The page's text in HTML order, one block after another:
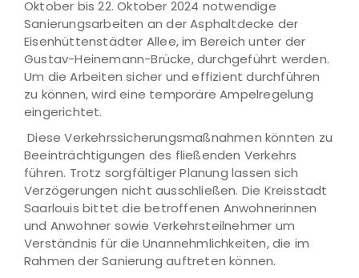
Oktober bis 22. Oktober 2024 notwendige
Sanierungsarbeiten an der Asphaltdecke der
Eisenhüttenstädter Allee, im Bereich unter der
Gustav-Heinemann-Brücke, durchgeführt werden.
Um die Arbeiten sicher und effizient durchführen
zu können, wird eine temporäre Ampelregelung
eingerichtet.
Diese Verkehrssicherungsmaßnahmen könnten zu
Beeinträchtigungen des fließenden Verkehrs
führen. Trotz sorgfältiger Planung lassen sich
Verzögerungen nicht ausschließen. Die Kreisstadt
Saarlouis bittet die betroffenen Anwohnerinnen
und Anwohner sowie Verkehrsteilnehmer um
Verständnis für die Unannehmlichkeiten, die im
Rahmen der Sanierung auftreten können.